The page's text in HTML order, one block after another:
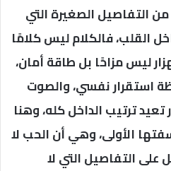
التفاصيل الصغيرة التي
القلب، فالكلام ليس كلامًا
ليس مزاحًا بل طاقة أمان،
استقرار نفسي، والصوت
ترتيب الداخل كله، وهنا
الأولى، وهي أن الحب لا
على التفاصيل التي لا